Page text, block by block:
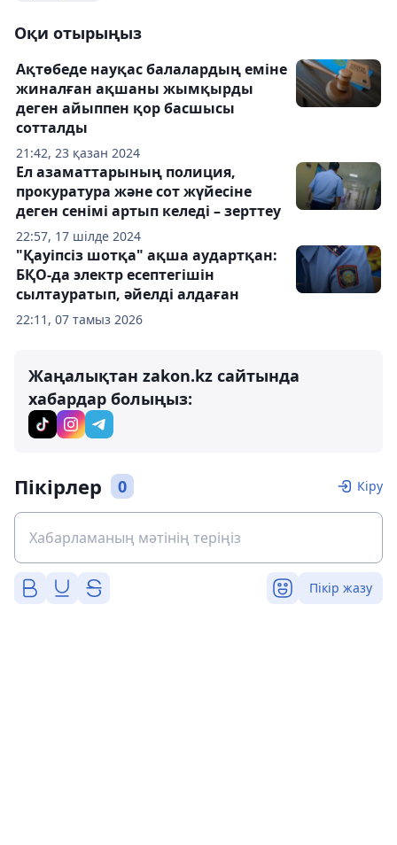
Оқи отырыңыз
21:42, 23 қазан 2024
Ақтөбеде науқас балалардың еміне
жиналған ақшаны жымқырды
деген айыппен қор басшысы
сотталды
22:57, 17 шілде 2024
Ел азаматтарының полиция,
прокуратура және сот жүйесіне
деген сенімі артып келеді – зерттеу
22:11, 07 тамыз 2026
"Қауіпсіз шотқа" ақша аудартқан:
БҚО-да электр есептегішін
сылтауратып, әйелді алдаған
Жаңалықтан zakon.kz сайтында
хабардар болыңыз:
Пікірлер 0 Кіру
Пікір жазу